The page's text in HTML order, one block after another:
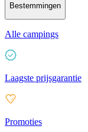
Bestemmingen
Alle campings
Laagste prijsgarantie
Promoties